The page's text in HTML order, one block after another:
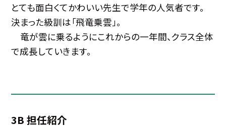
とても面白くてかわいい先生で学年の人気者です。
決まった級訓は「飛竜乗雲」。
竜が雲に乗るようにこれからの一年間、クラス全体
で成長していきます。
3B 担任紹介